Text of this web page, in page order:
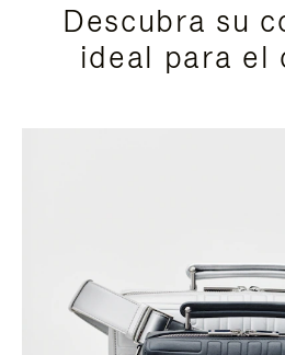
Descubra su
ideal para el